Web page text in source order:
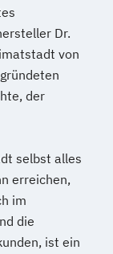
Dr.
von
der
selbst alles
erreichen,
im
die
ist ein